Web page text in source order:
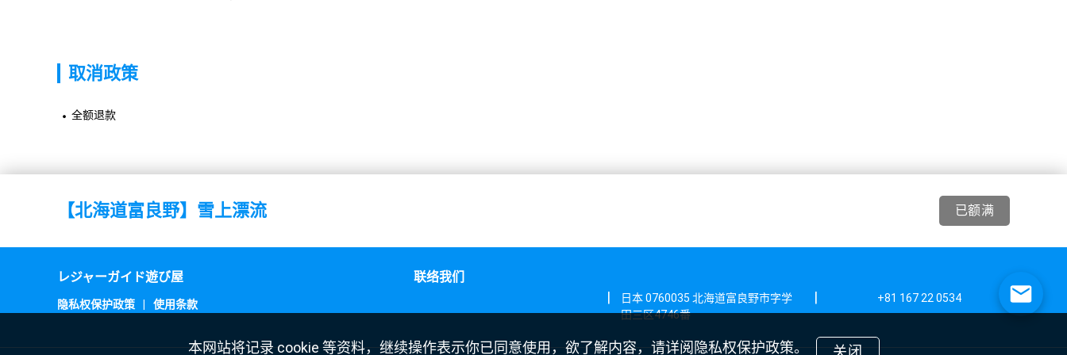
取消政策
全额退款
【北海道富良野】雪上漂流 已额满
レジャーガイド遊び屋
隐私权保护政策 使用条款
联络我们
|
日本 0760035 北海道富良野市字学
田三区4746番
| +81 167 22 0534
本网站将记录 cookie 等资料，继续操作表示你已同意使用，欲了解内容，请详阅隐私权保护政策。 关闭